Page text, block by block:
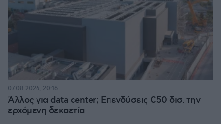
Άλλος για data center; Επενδύσεις €50 δισ. την
ερχόμενη δεκαετία
07.08.2026, 20:16